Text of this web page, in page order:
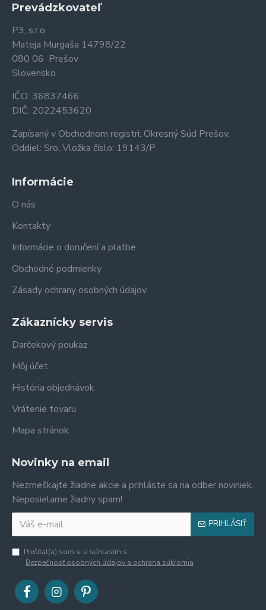
Prevádzkovateľ
P3, s.r.o.
Mateja Murgaša 14798/22
080 06 Prešov
Slovensko
IČO: 36837466
DIČ: 2022453620
Zapísaný v Obchodnom registri: Okresný Súd Prešov,
Oddiel: Sro, Vložka číslo: 19143/P
Informácie
O nás
Kontakty
Informácie o doručení a platbe
Obchodné podmienky
Zásady ochrany osobných údajov
Zákaznícky servis
Darčekový poukaz
Môj účet
História objednávok
Vrátenie tovaru
Mapa stránok
Novinky na email
Nezmeškajte žiadne akcie a prihláste sa na odber noviniek.
Neposielame žiadny spam!
PRIHLÁSIŤ
Prečítal(a) som si a súhlasím s
Bezpečnosť osobných údajov a ochrana súkromia